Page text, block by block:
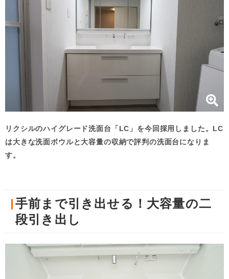
リクシルのハイグレード洗面台「LC」を今回採用しました。LC
は大きな洗面ボウルと大容量の収納で評判の洗面台になりま
す。
手前まで引き出せる！大容量の二
段引き出し